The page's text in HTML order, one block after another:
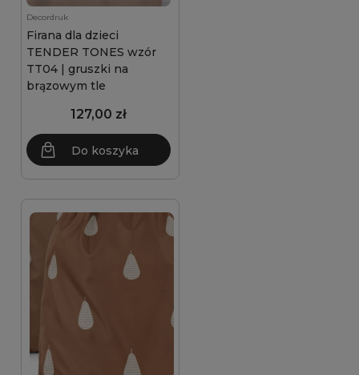
Decordruk
Firana dla dzieci
TENDER TONES wzór
TT04 | gruszki na
brązowym tle
127,00 zł
Do koszyka